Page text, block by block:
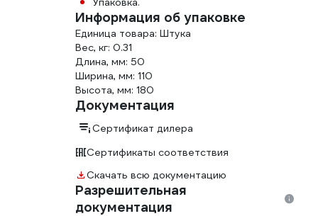
Информация об упаковке
Единица товара: Штука
Вес, кг: 0.31
Длина, мм: 50
Ширина, мм: 110
Высота, мм: 180
Документация
Сертификат дилера
Сертификаты соответствия
Скачать всю документацию
Разрешительная
документация